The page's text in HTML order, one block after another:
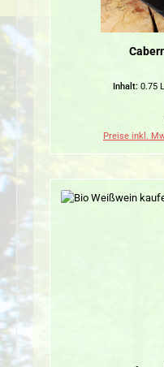
Inhalt: 0.75
Preise inkl.